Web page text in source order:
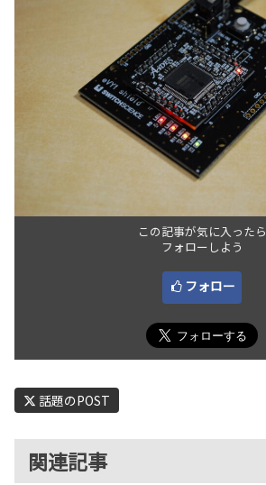
この記事が気に入ったら
フォローしよう
フォロー
話題のPOST
関連記事